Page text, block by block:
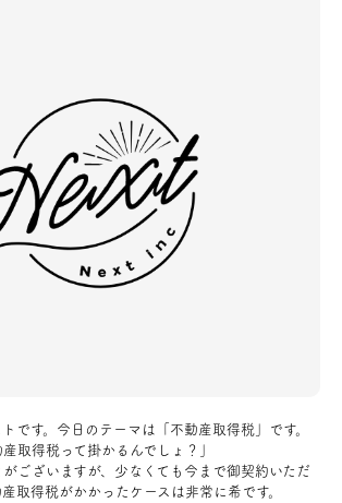
です。今日のテーマは「不動産取得税」です。
取得税って掛かるんでしょ？」
ございますが、少なくても今まで御契約いただ
取得税がかかったケースは非常に希です。